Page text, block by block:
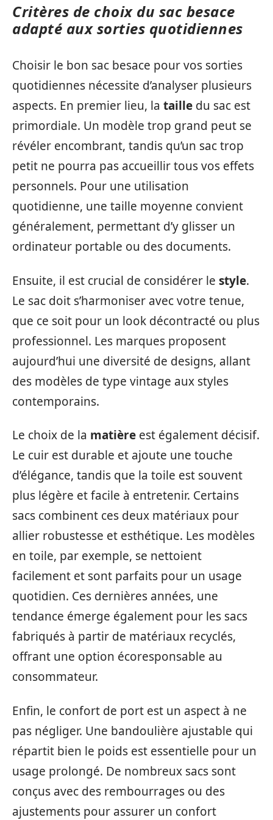
Critères de choix du sac besace
adapté aux sorties quotidiennes
Choisir le bon sac besace pour vos sorties
quotidiennes nécessite d’analyser plusieurs
aspects. En premier lieu, la taille du sac est
primordiale. Un modèle trop grand peut se
révéler encombrant, tandis qu’un sac trop
petit ne pourra pas accueillir tous vos effets
personnels. Pour une utilisation
quotidienne, une taille moyenne convient
généralement, permettant d’y glisser un
ordinateur portable ou des documents.
Ensuite, il est crucial de considérer le style.
Le sac doit s’harmoniser avec votre tenue,
que ce soit pour un look décontracté ou plus
professionnel. Les marques proposent
aujourd’hui une diversité de designs, allant
des modèles de type vintage aux styles
contemporains.
Le choix de la matière est également décisif.
Le cuir est durable et ajoute une touche
d’élégance, tandis que la toile est souvent
plus légère et facile à entretenir. Certains
sacs combinent ces deux matériaux pour
allier robustesse et esthétique. Les modèles
en toile, par exemple, se nettoient
facilement et sont parfaits pour un usage
quotidien. Ces dernières années, une
tendance émerge également pour les sacs
fabriqués à partir de matériaux recyclés,
offrant une option écoresponsable au
consommateur.
Enfin, le confort de port est un aspect à ne
pas négliger. Une bandoulière ajustable qui
répartit bien le poids est essentielle pour un
usage prolongé. De nombreux sacs sont
conçus avec des rembourrages ou des
ajustements pour assurer un confort